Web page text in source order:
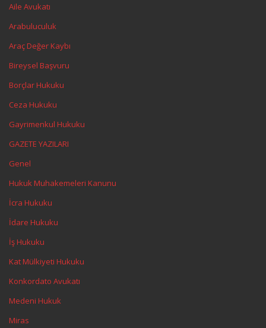
Aile Avukatı
Arabuluculuk
Araç Değer Kaybı
Bireysel Başvuru
Borçlar Hukuku
Ceza Hukuku
Gayrimenkul Hukuku
GAZETE YAZILARI
Genel
Hukuk Muhakemeleri Kanunu
İcra Hukuku
İdare Hukuku
İş Hukuku
Kat Mülkiyeti Hukuku
Konkordato Avukatı
Medeni Hukuk
Miras